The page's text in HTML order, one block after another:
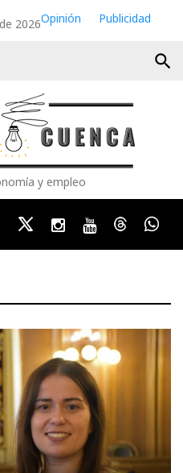
2026Opinión
Publicidad
search
y empleo
FacebookTwitterInstagram
YoutubeThreads